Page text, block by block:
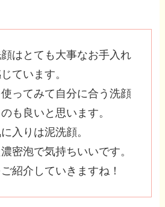
はとても大事なお手入れ
ています。
ってみて自分に合う洗顔
も良いと思います。
入りは泥洗顔。
密泡で気持ちいいです。
紹介していきますね！